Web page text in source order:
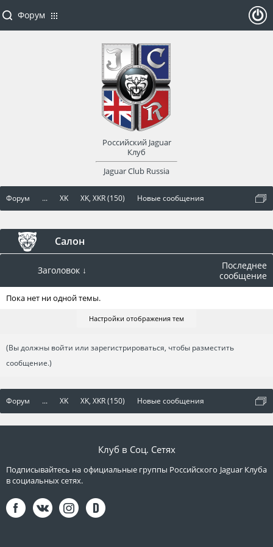
Форум ... XK XK, XKR (150) Новые сообщения
Салон
Заголовок ↓
Последнее
сообщение
Пока нет ни одной темы.
Настройки отображения тем
(Вы должны войти или зарегистрироваться, чтобы разместить
сообщение.)
Форум ... XK XK, XKR (150) Новые сообщения
Форум
Российский Jaguar
Клуб
Jaguar Club Russia
оват
Клуб в Соц. Сетях
Подписывайтесь на официальные группы Российского Jaguar Клуба
в социальных сетях.